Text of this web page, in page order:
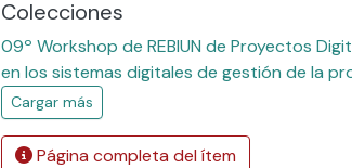
Colecciones
09º Workshop de REBIUN de Proyectos
en los sistemas digitales de gestión de la
Cargar más
Página completa del ítem